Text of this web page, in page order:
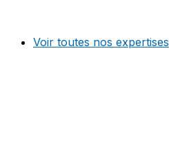
Voir toutes nos expertises